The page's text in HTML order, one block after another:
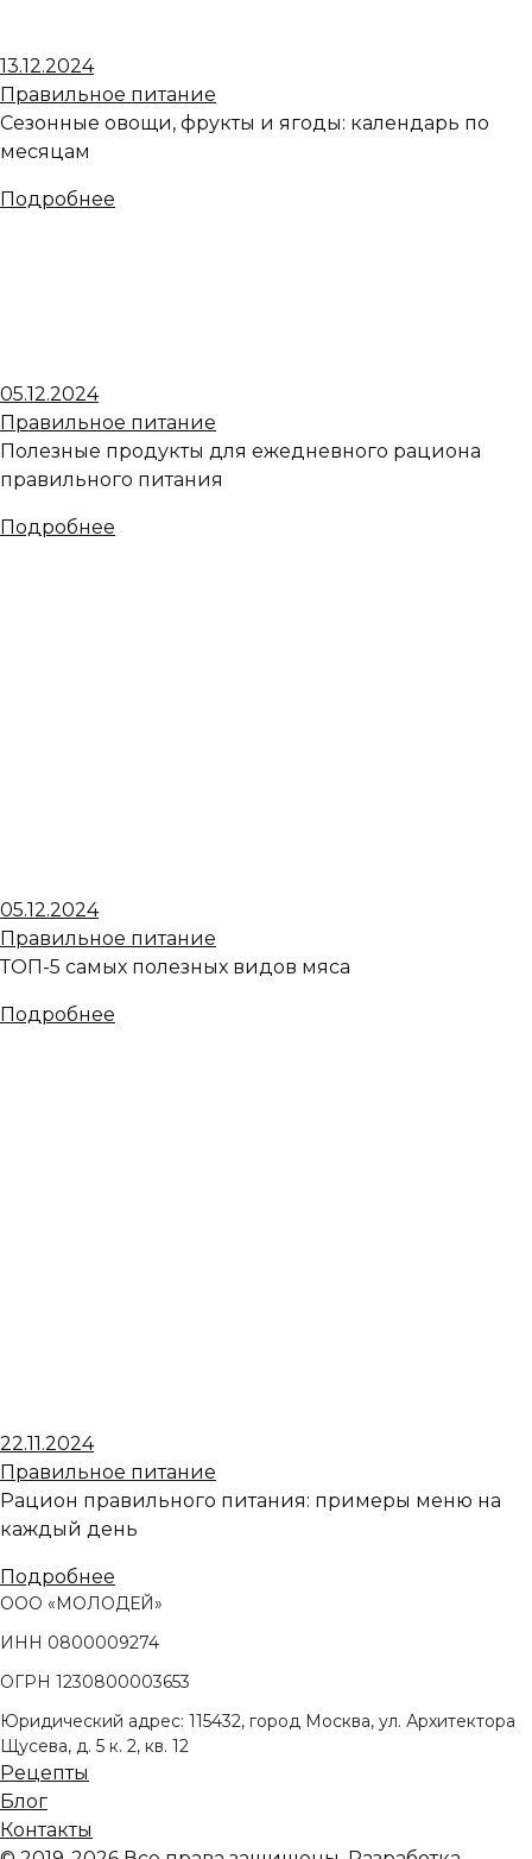
13.12.2024
Правильное питание
Сезонные овощи, фрукты и ягоды: календарь по
месяцам
Подробнее
05.12.2024
Правильное питание
Полезные продукты для ежедневного рациона
правильного питания
Подробнее
05.12.2024
Правильное питание
ТОП-5 самых полезных видов мяса
Подробнее
22.11.2024
Правильное питание
Рацион правильного питания: примеры меню на
каждый день
Подробнее
ООО «МОЛОДЕЙ»
ИНН 0800009274
ОГРН 1230800003653
Юридический адрес: 115432, город Москва, ул. Архитектора
Щусева, д. 5 к. 2, кв. 12
Рецепты
Блог
Контакты